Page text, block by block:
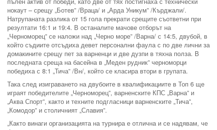
нокаут – срещу „Ботев” /Враца/ и „Арда Уникум” /Кърджали/.
Натрупаната разлика от 15 гола прекрати срещите съответни при
резултати 16:1 и 19:4. В останалите мачове отборът на
„Черноморец” се наложи над „Черно море” /Варна/ с 14:5, двубой, в
който съдиите отсъдиха девет персонални фаула с по две лични за
домакините срещу пет за варненци и две дузпи в тяхна полза. В
последната среща на басейна в „Меден рудник” черноморци
победиха с 8:1 „Тича” /Вн/, който се класира втори в групата.
Така след изиграването на двубоите в квалификациите в Топ 6 ще
играят победителите „Черноморец”, варненските КПС „Варна” и
„Аква Спорт”, както и техните подгласници варненските „Тича”,
„Комодор” и столичният „Славия”.
„Както винаги организацията на турнира е отлична и се надявам, че